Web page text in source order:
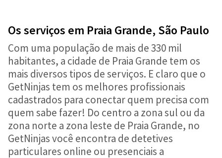
Os serviços em Praia Grande, São Paulo
Com uma população de mais de 330 mil
habitantes, a cidade de Praia Grande tem os
mais diversos tipos de serviços. E claro que o
GetNinjas tem os melhores profissionais
cadastrados para conectar quem precisa com
quem sabe fazer! Do centro a zona sul ou da
zona norte a zona leste de Praia Grande, no
GetNinjas você encontra de detetives
particulares online ou presenciais a